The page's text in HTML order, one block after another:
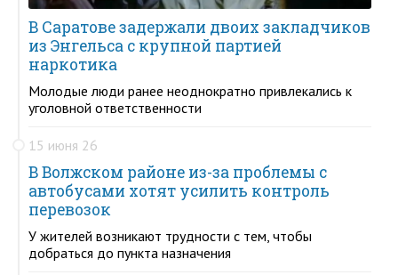
В Саратове задержали двоих закладчиков
из Энгельса с крупной партией
наркотика
Молодые люди ранее неоднократно привлекались к
уголовной ответственности
15 июня 26
В Волжском районе из-за проблемы с
автобусами хотят усилить контроль
перевозок
У жителей возникают трудности с тем, чтобы
добраться до пункта назначения